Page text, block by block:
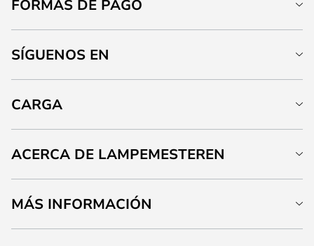
FORMAS DE PAGO
SÍGUENOS EN
CARGA
ACERCA DE LAMPEMESTEREN
MÁS INFORMACIÓN